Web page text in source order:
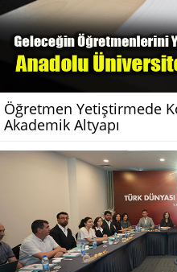
Öğretmen Yetiştirmede
Akademik Altyapı